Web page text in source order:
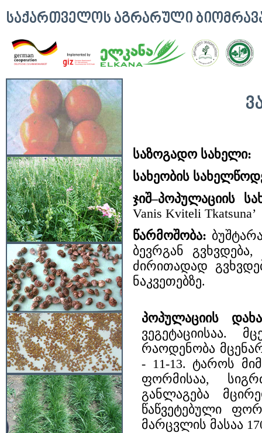
ᲡᲐᲥᲐᲠᲗᲕᲔᲚᲝᲡ ᲐᲒᲠᲐᲠᲣᲚᲘ
საზოგადო სახელი:
სახეობის
ჯიშ–პოპულაციის
Vanis Kviteli Tkatsuna’
წარმოშობა:
ბევრგან
ძირითადად
ნაკვეთებზე.
პოპულაციის
ვეგეტაციისაა.
რაოდენობა
- 11-13. ტაროს
ფორმისაა,
განლაგება
წაწვეტებული
მარცვლის მასაა